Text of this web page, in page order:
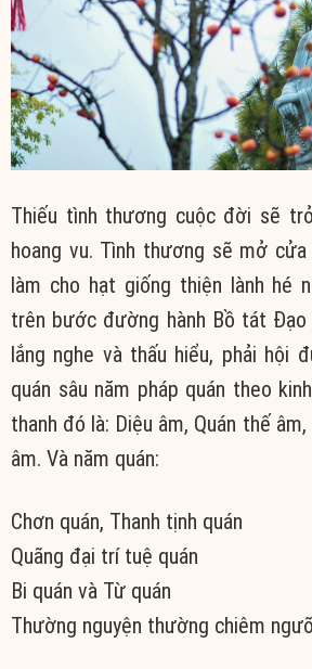
Thiếu tình thương cuộc đời sẽ
hoang vu. Tình thương sẽ mở
làm cho hạt giống thiện lành hé
trên bước đường hành Bồ tát Đạo
lắng nghe và thấu hiểu, phải hội
quán sâu năm pháp quán theo
thanh đó là: Diệu âm, Quán thế
âm. Và năm quán:
Chơn quán, Thanh tịnh quán
Quãng đại trí tuệ quán
Bi quán và Từ quán
Thường nguyện thường chiêm